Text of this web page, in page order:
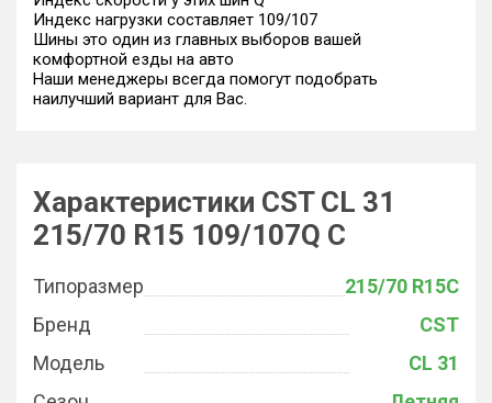
Индекс нагрузки составляет 109/107
Шины это один из главных выборов вашей
комфортной езды на авто
Наши менеджеры всегда помогут подобрать
наилучший вариант для Вас.
Характеристики CST CL 31
215/70 R15 109/107Q C
Типоразмер
215/70 R15C
Бренд
CST
Модель
CL 31